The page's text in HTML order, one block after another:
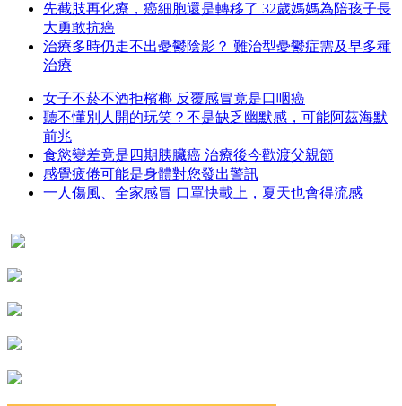
先截肢再化療，癌細胞還是轉移了 32歲媽媽為陪孩子長
大勇敢抗癌
治療多時仍走不出憂鬱陰影？ 難治型憂鬱症需及早多種
治療
女子不菸不酒拒檳榔 反覆感冒竟是口咽癌
聽不懂別人開的玩笑？不是缺乏幽默感，可能阿茲海默
前兆
食慾變差竟是四期胰臟癌 治療後今歡渡父親節
感覺疲倦可能是身體對您發出警訊
一人傷風、全家感冒 口罩快載上，夏天也會得流感